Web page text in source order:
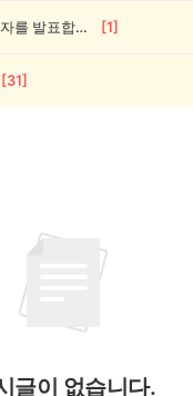
💰[당첨자 발표] 우리 동네 썰전 12회차 당첨자를 발표합니다! [1]
[31]
글이 없습니다.